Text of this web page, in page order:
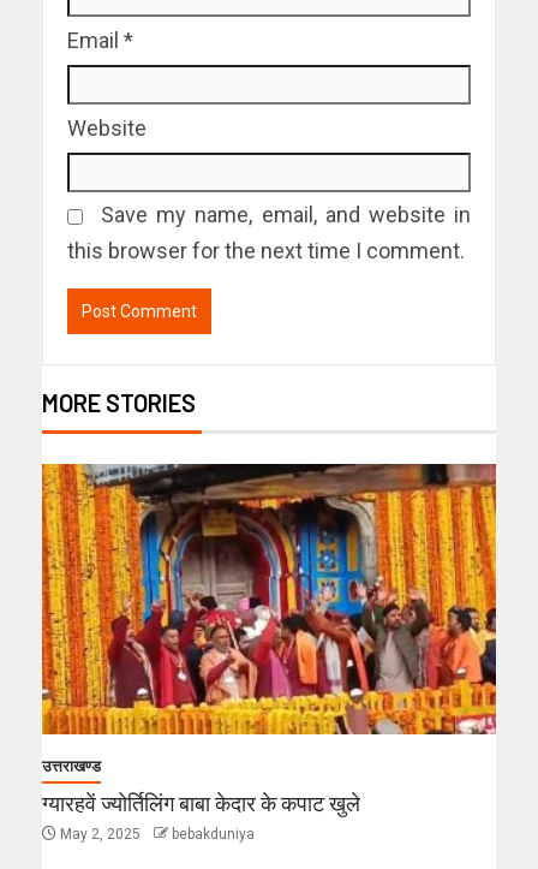
Email *
Website
Save my name, email, and website in
this browser for the next time I comment.
MORE STORIES
उत्तराखण्ड
ग्यारहवें ज्योर्तिलिंग बाबा केदार के कपाट खुले
May 2, 2025 bebakduniya